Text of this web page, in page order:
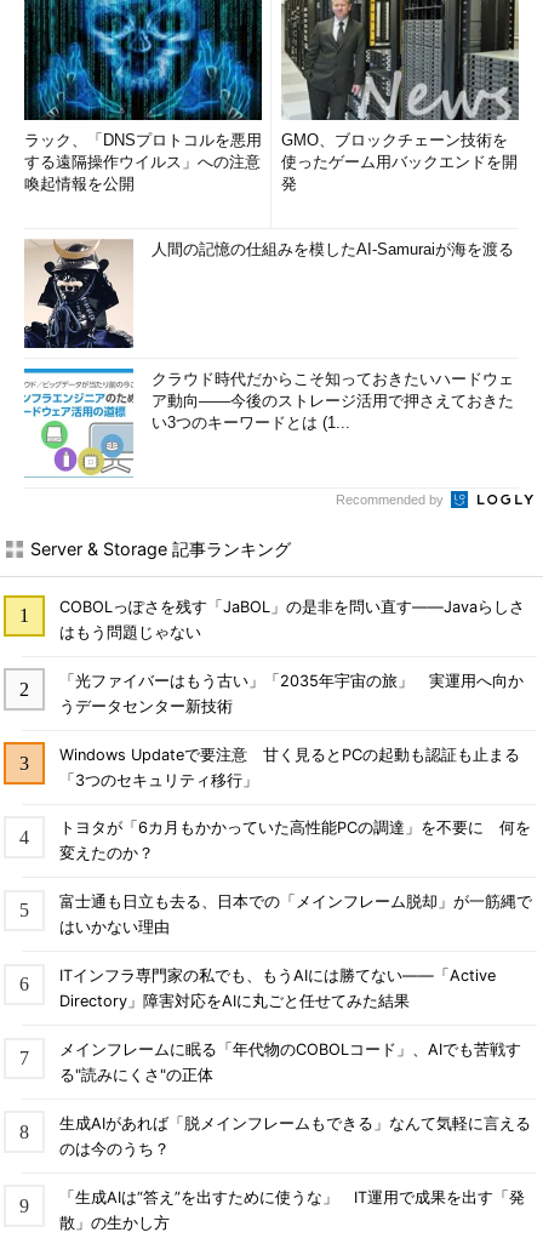
ラック、「DNSプロトコルを悪用
する遠隔操作ウイルス」への注意
喚起情報を公開
GMO、ブロックチェーン技術を
使ったゲーム用バックエンドを開
発
人間の記憶の仕組みを模したAI-Samuraiが海を渡る
クラウド時代だからこそ知っておきたいハードウェ
ア動向――今後のストレージ活用で押さえておきた
い3つのキーワードとは (1...
Recommended by
Server & Storage 記事ランキング
COBOLっぽさを残す「JaBOL」の是非を問い直す――Javaらしさ
はもう問題じゃない
「光ファイバーはもう古い」「2035年宇宙の旅」 実運用へ向か
うデータセンター新技術
Windows Updateで要注意 甘く見るとPCの起動も認証も止まる
「3つのセキュリティ移行」
トヨタが「6カ月もかかっていた高性能PCの調達」を不要に 何を
変えたのか？
富士通も日立も去る、日本での「メインフレーム脱却」が一筋縄で
はいかない理由
ITインフラ専門家の私でも、もうAIには勝てない――「Active
Directory」障害対応をAIに丸ごと任せてみた結果
メインフレームに眠る「年代物のCOBOLコード」、AIでも苦戦す
る"読みにくさ"の正体
生成AIがあれば「脱メインフレームもできる」なんて気軽に言える
のは今のうち？
「生成AIは“答え”を出すために使うな」 IT運用で成果を出す「発
散」の生かし方